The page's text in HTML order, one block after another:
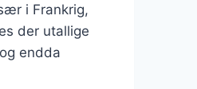
i Frankrig,
der utallige
endda